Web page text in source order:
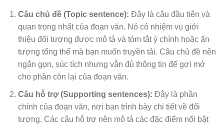
Câu chủ đề (Topic sentence): Đây là câu đầu tiên và
quan trọng nhất của đoạn văn. Nó có nhiệm vụ giới
thiệu đối tượng được mô tả và tóm tắt ý chính hoặc ấn
tượng tổng thể mà bạn muốn truyền tải. Câu chủ đề nên
ngắn gọn, súc tích nhưng vẫn đủ thông tin để gợi mở
cho phần còn lại của đoạn văn.
Câu hỗ trợ (Supporting sentences): Đây là phần
chính của đoạn văn, nơi bạn trình bày chi tiết về đối
tượng. Các câu hỗ trợ nên mô tả các đặc điểm nổi bật